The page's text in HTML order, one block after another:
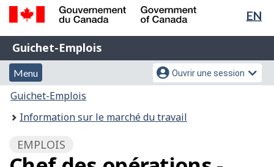
Passer
principal
Passer
version
HTML
simplifiée
de
EN
Gouvernement
du
Canada
Government
of
Canada
Guichet-
Emplois
Guichet-Emplois
Menu
et
recherche
Menu
Menu
des
paramètres
du
compte
Ouvrir une session
Vous
êtes
Guichet-Emplois
Information sur le marché du travail
EMPLOIS